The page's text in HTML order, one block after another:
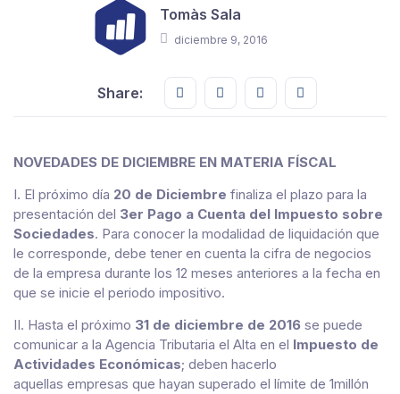
Tomàs Sala
diciembre 9, 2016
Share: Share this on FaceBook
Share this on Twitter
Share this on GMail
Share this on
NOVEDADES DE DICIEMBRE EN MATERIA FÍSCAL
I. El próximo día 20 de Diciembre finaliza el plazo para la
presentación del 3er Pago a Cuenta del Impuesto sobre
Sociedades. Para conocer la modalidad de liquidación que
le corresponde, debe tener en cuenta la cifra de negocios
de la empresa durante los 12 meses anteriores a la fecha en
que se inicie el periodo impositivo.
II. Hasta el próximo 31 de diciembre de 2016 se puede
comunicar a la Agencia Tributaria el Alta en el Impuesto de
Actividades Económicas; deben hacerlo
aquellas empresas que hayan superado el límite de 1millón